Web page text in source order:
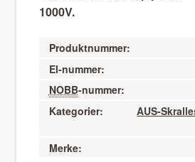
1000V.
Produktnummer:
El-nummer:
NOBB-nummer:
Kategorier:
AUS-
Merke: